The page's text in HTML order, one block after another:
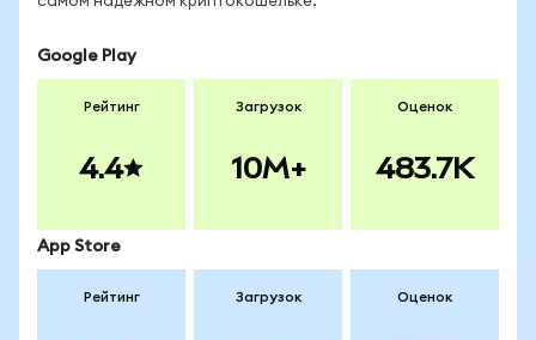
Google Play
Рейтинг
4.4
Загрузок
10M+
Оценок
483.7K
App Store
Рейтинг Загрузок Оценок